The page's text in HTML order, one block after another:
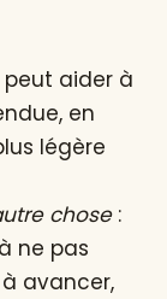
aider à
en
légère
chose:
ne pas
avancer,